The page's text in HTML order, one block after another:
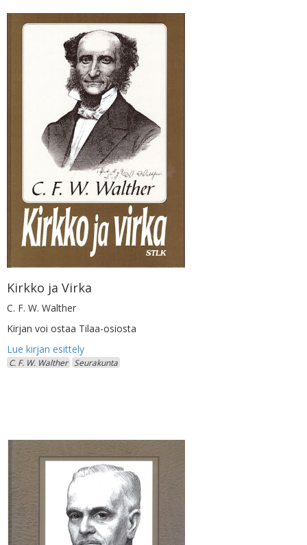
Kirkko ja Virka
C. F. W. Walther
Kirjan voi ostaa Tilaa-osiosta
C. F. W. Walther Seurakunta